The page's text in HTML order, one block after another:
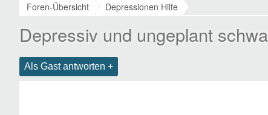
Foren-Übersicht Depressionen Hilfe
Depressiv und ungeplant
Als Gast antworten +